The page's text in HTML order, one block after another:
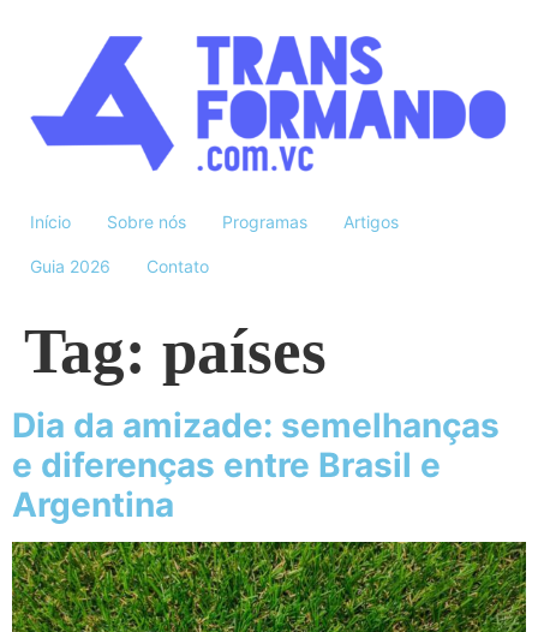
Início Sobre nós Programas Artigos
Guia 2026 Contato
Tag: países
Dia da amizade: semelhanças
e diferenças entre Brasil e
Argentina